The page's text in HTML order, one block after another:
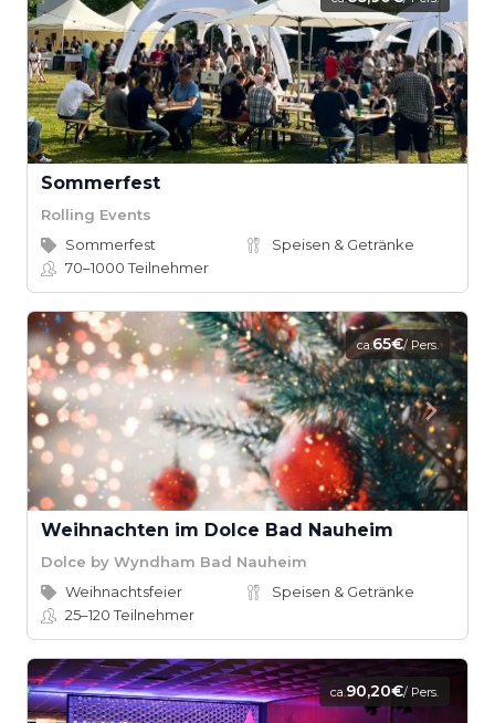
Sommerfest
Rolling Events
Sommerfest
Speisen & Getränke
70–1000Teilnehmer
ca.65€/ Pers.
Weihnachten im Dolce Bad Nauheim
Dolce by Wyndham Bad Nauheim
Weihnachtsfeier
Speisen & Getränke
25–120Teilnehmer
ca.90,20€/ Pers.